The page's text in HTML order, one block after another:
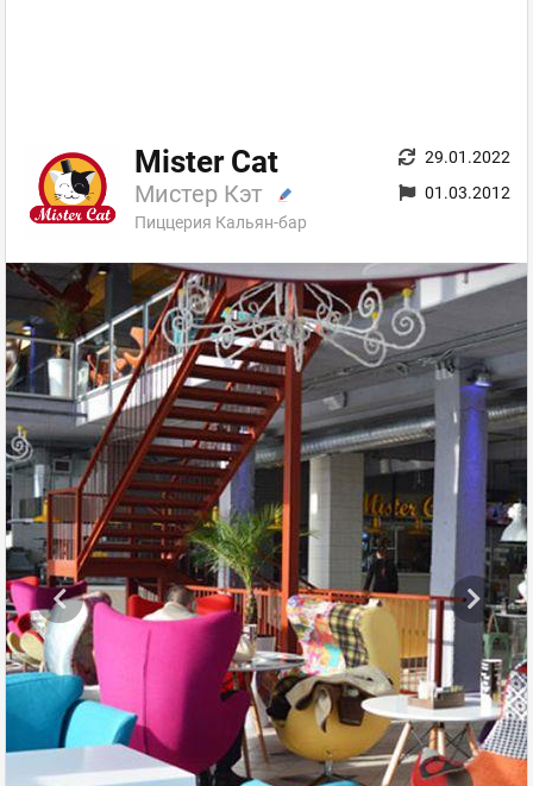
Mister Cat
Мистер Кэт
Пиццерия Кальян-бар
29.01.2022
01.03.2012